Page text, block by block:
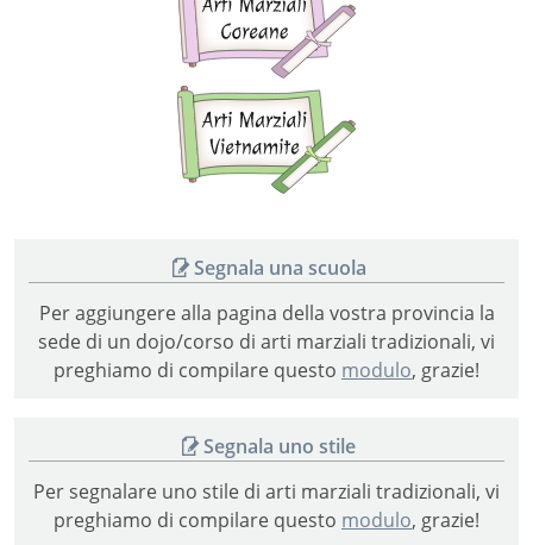
marziali
marziali
Segnala una scuola
Per aggiungere alla pagina della vostra provincia la
sede di un dojo/corso di arti marziali tradizionali, vi
preghiamo di compilare questo modulo, grazie!
Segnala uno stile
Per segnalare uno stile di arti marziali tradizionali, vi
preghiamo di compilare questo modulo, grazie!